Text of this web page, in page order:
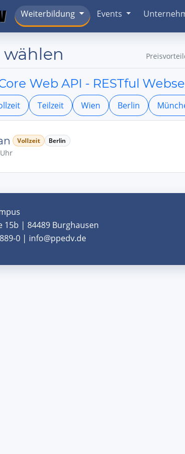
Weiterbildung Events
Web API - RESTful
Teilzeit Wien Berlin
Vollzeit Berlin
15b | 84489 Burghausen
0 | info@ppedv.de